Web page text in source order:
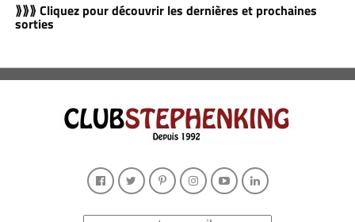
⟫⟫⟫ Cliquez pour découvrir les dernières et prochaines
sorties